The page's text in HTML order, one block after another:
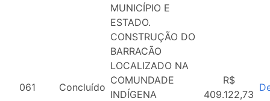
MUNICÍPIO E
ESTADO.
061 Concluído
CONSTRUÇÃO DO
BARRACÃO
LOCALIZADO NA
COMUNDADE
INDÍGENA
R$
409.122,73